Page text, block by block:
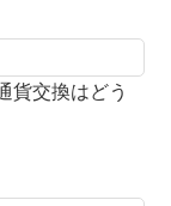
貨交換はどう